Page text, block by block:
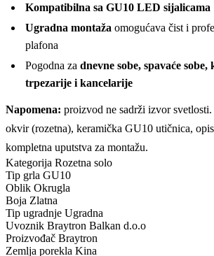
Kompatibilna sa GU10 LED sijalicama
Ugradna montaža omogućava čist i
plafona
Pogodna za dnevne sobe, spavaće
trpezarije i kancelarije
Napomena: proizvod ne sadrži izvor svetlosti.
okvir (rozetna), keramička GU10 utičnica,
kompletna uputstva za montažu.
Kategorija Rozetna solo
Tip grla GU10
Oblik Okrugla
Boja Zlatna
Tip ugradnje Ugradna
Uvoznik Braytron Balkan d.o.o
Proizvođač Braytron
Zemlja porekla Kina